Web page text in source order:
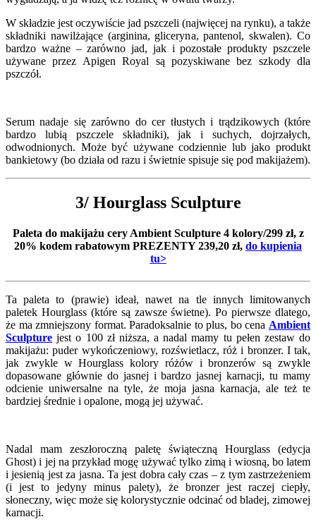
W składzie jest oczywiście jad pszczeli (najwięcej na rynku), a także
składniki nawilżające (arginina, gliceryna, pantenol, skwalen). Co
bardzo ważne – zarówno jad, jak i pozostałe produkty pszczele
używane przez Apigen Royal są pozyskiwane bez szkody dla
pszczół.
Serum nadaje się zarówno do cer tłustych i trądzikowych (które
bardzo lubią pszczele składniki), jak i suchych, dojrzałych,
odwodnionych. Może być używane codziennie lub jako produkt
bankietowy (bo działa od razu i świetnie spisuje się pod makijażem).
3/ Hourglass Sculpture
Paleta do makijażu cery Ambient Sculpture 4 kolory/299 zł, z
20% kodem rabatowym PREZENTY 239,20 zł, do kupienia
tu>
Ta paleta to (prawie) ideał, nawet na tle innych limitowanych
paletek Hourglass (które są zawsze świetne). Po pierwsze dlatego,
że ma zmniejszony format. Paradoksalnie to plus, bo cena Ambient
Sculpture jest o 100 zł niższa, a nadal mamy tu pełen zestaw do
makijażu: puder wykończeniowy, rozświetlacz, róż i bronzer. I tak,
jak zwykle w Hourglass kolory różów i bronzerów są zwykle
dopasowane głównie do jasnej i bardzo jasnej karnacji, tu mamy
odcienie uniwersalne na tyle, że moja jasna karnacja, ale też te
bardziej średnie i opalone, mogą jej używać.
Nadal mam zeszłoroczną paletę świąteczną Hourglass (edycja
Ghost) i jej na przykład mogę używać tylko zimą i wiosną, bo latem
i jesienią jest za jasna. Ta jest dobra cały czas – z tym zastrzeżeniem
(i jest to jedyny minus palety), że bronzer jest raczej ciepły,
słoneczny, więc może się kolorystycznie odcinać od bladej, zimowej
karnacji.